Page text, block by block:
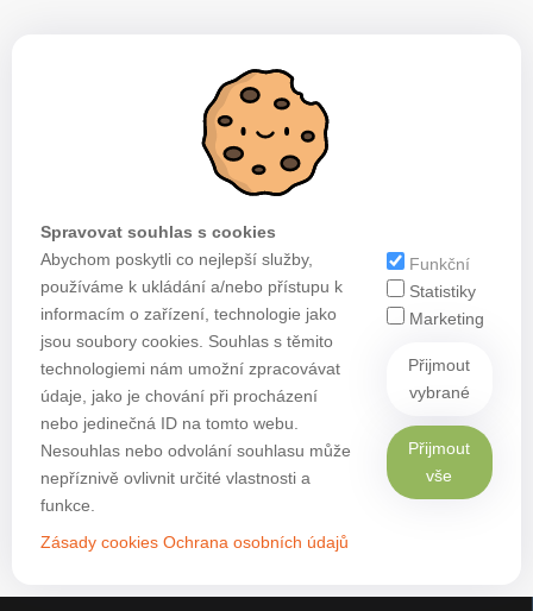
Spravovat souhlas s cookies
Abychom poskytli co nejlepší služby,
používáme k ukládání a/nebo přístupu k
informacím o zařízení, technologie jako
jsou soubory cookies. Souhlas s těmito
technologiemi nám umožní zpracovávat
údaje, jako je chování při procházení
nebo jedinečná ID na tomto webu.
Nesouhlas nebo odvolání souhlasu může
nepříznivě ovlivnit určité vlastnosti a
funkce.
Zásady cookies Ochrana osobních údajů
Funkční
Statistiky
Marketing
Přijmout
vybrané
Přijmout
vše